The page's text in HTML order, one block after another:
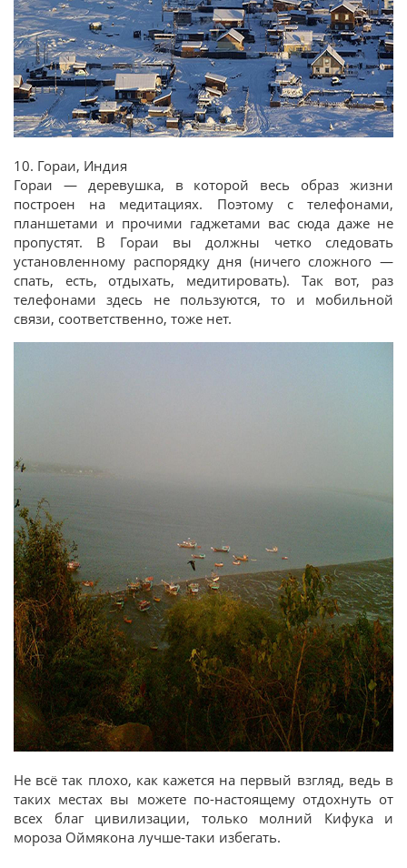
10. Гораи, Индия
Гораи — деревушка, в которой весь образ жизни
построен на медитациях. Поэтому с телефонами,
планшетами и прочими гаджетами вас сюда даже не
пропустят. В Гораи вы должны четко следовать
установленному распорядку дня (ничего сложного —
спать, есть, отдыхать, медитировать). Так вот, раз
телефонами здесь не пользуются, то и мобильной
связи, соответственно, тоже нет.
Не всё так плохо, как кажется на первый взгляд, ведь в
таких местах вы можете по-настоящему отдохнуть от
всех благ цивилизации, только молний Кифука и
мороза Оймякона лучше-таки избегать.